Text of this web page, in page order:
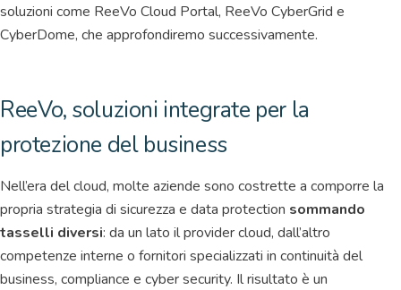
soluzioni come ReeVo Cloud Portal, ReeVo CyberGrid e
CyberDome, che approfondiremo successivamente.
ReeVo, soluzioni integrate per la
protezione del business
Nell’era del cloud, molte aziende sono costrette a comporre la
propria strategia di sicurezza e data protection sommando
tasselli diversi: da un lato il provider cloud, dall’altro
competenze interne o fornitori specializzati in continuità del
business, compliance e cyber security. Il risultato è un